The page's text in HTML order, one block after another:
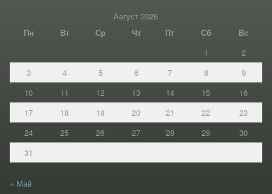
Август 2026
Пн
Вт Ср Чт Пт Сб
Вс
1
2
3
4 5 6 7 8
9
10
11 12 13 14 15
16
17
18 19 20 21 22
23
24
25 26 27 28 29
30
31
« Май